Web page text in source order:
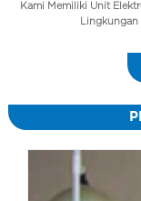
Kami Memiliki Unit